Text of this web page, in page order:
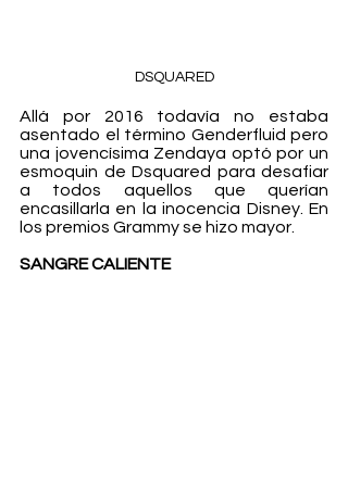
DSQUARED
Allá por 2016 todavía no estaba
asentado el término Genderfluid pero
una jovencísima Zendaya optó por un
esmoquin de Dsquared para desafiar
a todos aquellos que querían
encasillarla en la inocencia Disney. En
los premios Grammy se hizo mayor.
SANGRE CALIENTE